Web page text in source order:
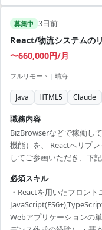
募集中 3日前
React/物流システムの
〜660,000円/月
フルリモート | 晴海
Java HTML5 Claude
職務内容
BizBrowserなどで稼働し
機能）を、 Reactへリプ
してご参画いただき、下
必須スキル
・Reactを用いたフロン
Webアプリケーションの